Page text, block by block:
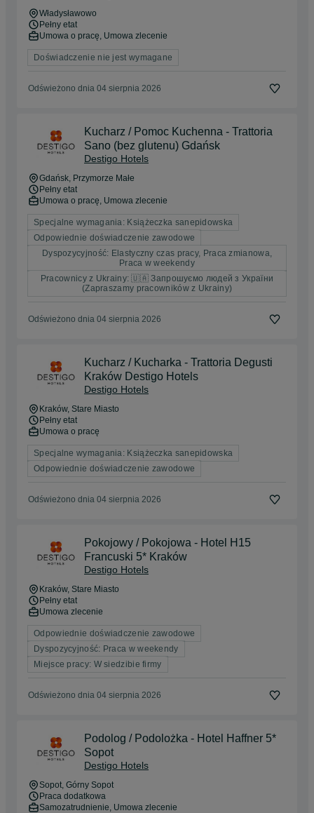
Władysławowo
Pełny etat
Umowa o pracę, Umowa zlecenie
Doświadczenie nie jest wymagane
Odświeżono dnia 04 sierpnia 2026
Kucharz / Pomoc Kuchenna - Trattoria
Sano (bez glutenu) Gdańsk
Destigo Hotels
Gdańsk, Przymorze Małe
Pełny etat
Umowa o pracę, Umowa zlecenie
Specjalne wymagania: Książeczka sanepidowska
Odpowiednie doświadczenie zawodowe
Dyspozycyjność: Elastyczny czas pracy, Praca zmianowa,
Praca w weekendy
Pracownicy z Ukrainy: 🇺🇦 Запрошуємо людей з України
(Zapraszamy pracowników z Ukrainy)
Odświeżono dnia 04 sierpnia 2026
Kucharz / Kucharka - Trattoria Degusti
Kraków Destigo Hotels
Destigo Hotels
Kraków, Stare Miasto
Pełny etat
Umowa o pracę
Specjalne wymagania: Książeczka sanepidowska
Odpowiednie doświadczenie zawodowe
Odświeżono dnia 04 sierpnia 2026
Pokojowy / Pokojowa - Hotel H15
Francuski 5* Kraków
Destigo Hotels
Kraków, Stare Miasto
Pełny etat
Umowa zlecenie
Odpowiednie doświadczenie zawodowe
Dyspozycyjność: Praca w weekendy
Miejsce pracy: W siedzibie firmy
Odświeżono dnia 04 sierpnia 2026
Podolog / Podolożka - Hotel Haffner 5*
Sopot
Destigo Hotels
Sopot, Górny Sopot
Praca dodatkowa
Samozatrudnienie, Umowa zlecenie